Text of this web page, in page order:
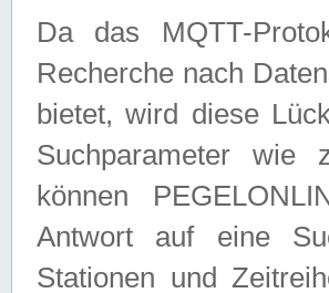
Da das MQTT-
Recherche nach
bietet, wird diese
Suchparameter wie
können
Antwort auf eine
Stationen und